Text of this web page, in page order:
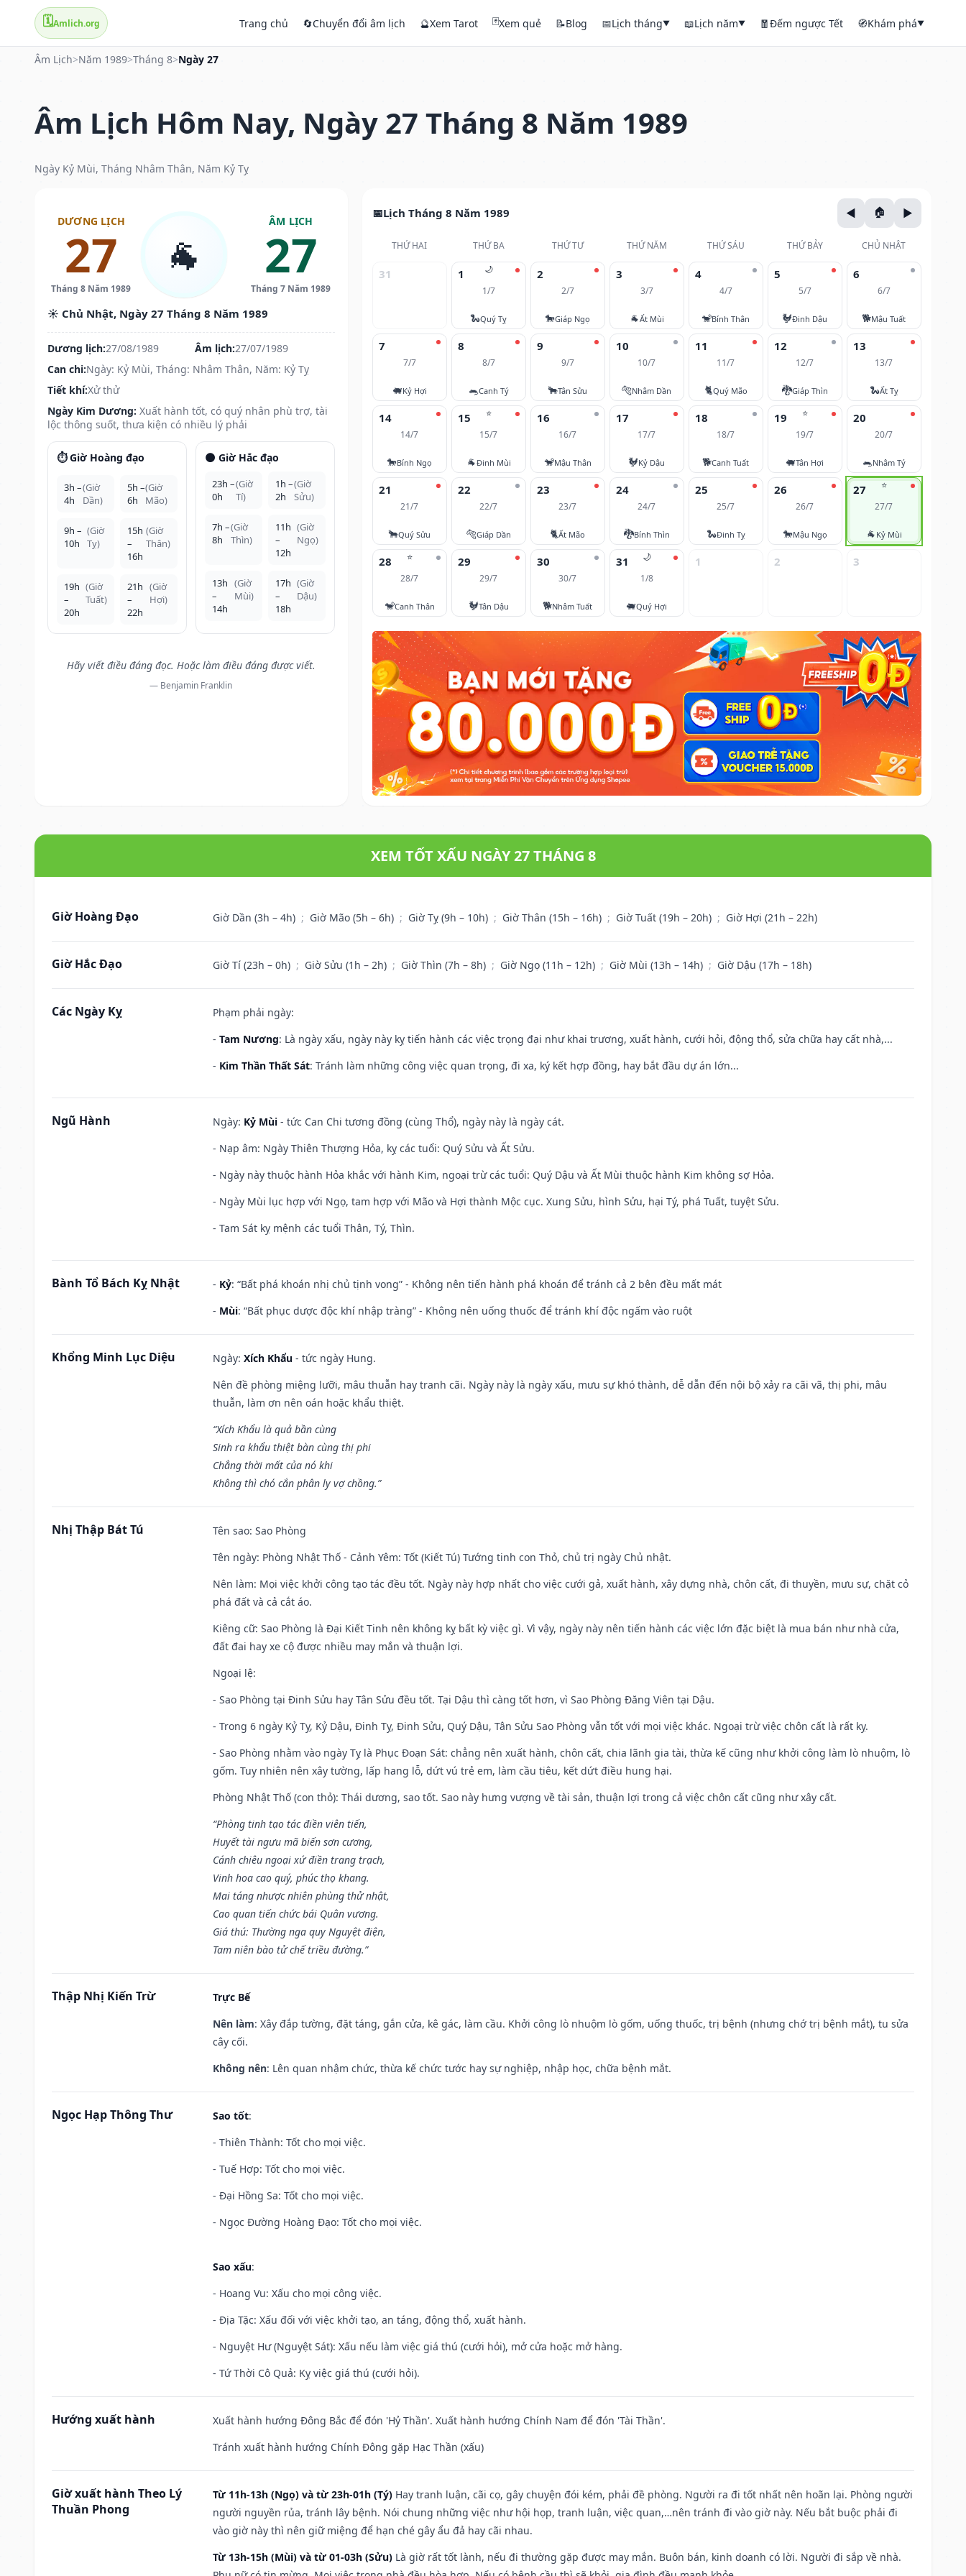
🗓️Amlich.org Trang chủ 🔄Chuyển đổi âm lịch 🔮Xem Tarot 🃏Xem quẻ 📝Blog 📅Lịch tháng▼ 📖Lịch năm▼ 🧧Đếm ngược Tết 🧭Khám phá▼
Âm Lịch>Năm 1989>Tháng 8>Ngày 27
Âm Lịch Hôm Nay, Ngày 27 Tháng 8 Năm 1989
Ngày Kỷ Mùi, Tháng Nhâm Thân, Năm Kỷ Tỵ
DƯƠNG LỊCH
27
Tháng 8 Năm 1989
🐐
ÂM LỊCH
27
Tháng 7 Năm 1989
☀️ Chủ Nhật, Ngày 27 Tháng 8 Năm 1989
Dương lịch:27/08/1989 Âm lịch:27/07/1989
Can chi:Ngày: Kỷ Mùi, Tháng: Nhâm Thân, Năm: Kỷ Tỵ
Tiết khí:Xử thử
Ngày Kim Dương: Xuất hành tốt, có quý nhân phù trợ, tài
lộc thông suốt, thưa kiện có nhiều lý phải
⏱️ Giờ Hoàng đạo
3h –
4h
(Giờ
Dần)
5h –
6h
(Giờ
Mão)
9h –
10h
(Giờ
Tỵ)
15h
–
16h
(Giờ
Thân)
19h
–
20h
(Giờ
Tuất)
21h
–
22h
(Giờ
Hợi)
🌑 Giờ Hắc đạo
23h –
0h
(Giờ
Tí)
1h –
2h
(Giờ
Sửu)
7h –
8h
(Giờ
Thìn)
11h
–
12h
(Giờ
Ngọ)
13h
–
14h
(Giờ
Mùi)
17h
–
18h
(Giờ
Dậu)
Hãy viết điều đáng đọc. Hoặc làm điều đáng được viết.
— Benjamin Franklin
Lịch Tháng 8 Năm 1989
THỨ HAI THỨ BA THỨ TƯ THỨ NĂM THỨ SÁU THỨ BẢY CHỦ NHẬT
31 🌙
1
1/7
🐍Quý Tỵ
2
2/7
🐎Giáp Ngọ
3
3/7
🐐Ất Mùi
4
4/7
🐒Bính Thân
5
5/7
🐓Đinh Dậu
6
6/7
🐕Mậu Tuất
7
7/7
🐖Kỷ Hợi
8
8/7
🐀Canh Tý
9
9/7
🐂Tân Sửu
10
10/7
🐅Nhâm Dần
11
11/7
🐈Quý Mão
12
12/7
🐉Giáp Thìn
13
13/7
🐍Ất Tỵ
14
14/7
🐎Bính Ngọ
⭐
15
15/7
🐐Đinh Mùi
16
16/7
🐒Mậu Thân
17
17/7
🐓Kỷ Dậu
18
18/7
🐕Canh Tuất
⭐
19
19/7
🐖Tân Hợi
20
20/7
🐀Nhâm Tý
21
21/7
🐂Quý Sửu
22
22/7
🐅Giáp Dần
23
23/7
🐈Ất Mão
24
24/7
🐉Bính Thìn
25
25/7
🐍Đinh Tỵ
26
26/7
🐎Mậu Ngọ
⭐
27
27/7
🐐 Kỷ Mùi
⭐
28
28/7
🐒Canh Thân
29
29/7
🐓Tân Dậu
30
30/7
🐕Nhâm Tuất
🌙
31
1/8
🐖Quý Hợi
1 2 3
XEM TỐT XẤU NGÀY 27 THÁNG 8
Giờ Hoàng Đạo Giờ Dần (3h – 4h) ; Giờ Mão (5h – 6h) ; Giờ Tỵ (9h – 10h) ; Giờ Thân (15h – 16h) ; Giờ Tuất (19h – 20h) ; Giờ Hợi (21h – 22h)
Giờ Hắc Đạo Giờ Tí (23h – 0h) ; Giờ Sửu (1h – 2h) ; Giờ Thìn (7h – 8h) ; Giờ Ngọ (11h – 12h) ; Giờ Mùi (13h – 14h) ; Giờ Dậu (17h – 18h)
Các Ngày Kỵ
Phạm phải ngày:
- Tam Nương: Là ngày xấu, ngày này kỵ tiến hành các việc trọng đại như khai trương, xuất hành, cưới hỏi, động thổ, sửa chữa hay cất nhà,...
- Kim Thần Thất Sát: Tránh làm những công việc quan trọng, đi xa, ký kết hợp đồng, hay bắt đầu dự án lớn...
Ngũ Hành Ngày: Kỷ Mùi - tức Can Chi tương đồng (cùng Thổ), ngày này là ngày cát.
- Nạp âm: Ngày Thiên Thượng Hỏa, kỵ các tuổi: Quý Sửu và Ất Sửu.
- Ngày này thuộc hành Hỏa khắc với hành Kim, ngoại trừ các tuổi: Quý Dậu và Ất Mùi thuộc hành Kim không sợ Hỏa.
- Ngày Mùi lục hợp với Ngọ, tam hợp với Mão và Hợi thành Mộc cục. Xung Sửu, hình Sửu, hại Tý, phá Tuất, tuyệt Sửu.
- Tam Sát kỵ mệnh các tuổi Thân, Tý, Thìn.
Bành Tổ Bách Kỵ Nhật - Kỷ: “Bất phá khoán nhị chủ tịnh vong” - Không nên tiến hành phá khoán để tránh cả 2 bên đều mất mát
- Mùi: “Bất phục dược độc khí nhập tràng” - Không nên uống thuốc để tránh khí độc ngấm vào ruột
Khổng Minh Lục Diệu Ngày: Xích Khẩu - tức ngày Hung.
Nên đề phòng miệng lưỡi, mâu thuẫn hay tranh cãi. Ngày này là ngày xấu, mưu sự khó thành, dễ dẫn đến nội bộ xảy ra cãi vã, thị phi, mâu
thuẫn, làm ơn nên oán hoặc khẩu thiệt.
“Xích Khẩu là quả bần cùng
Sinh ra khẩu thiệt bàn cùng thị phi
Chẳng thời mất của nó khi
Không thì chó cắn phân ly vợ chồng.”
Nhị Thập Bát Tú Tên sao: Sao Phòng
Tên ngày: Phòng Nhật Thố - Cảnh Yêm: Tốt (Kiết Tú) Tướng tinh con Thỏ, chủ trị ngày Chủ nhật.
Nên làm: Mọi việc khởi công tạo tác đều tốt. Ngày này hợp nhất cho việc cưới gả, xuất hành, xây dựng nhà, chôn cất, đi thuyền, mưu sự, chặt cỏ
phá đất và cả cắt áo.
Kiêng cữ: Sao Phòng là Đại Kiết Tinh nên không kỵ bất kỳ việc gì. Vì vậy, ngày này nên tiến hành các việc lớn đặc biệt là mua bán như nhà cửa,
đất đai hay xe cộ được nhiều may mắn và thuận lợi.
Ngoại lệ:
- Sao Phòng tại Đinh Sửu hay Tân Sửu đều tốt. Tại Dậu thì càng tốt hơn, vì Sao Phòng Đăng Viên tại Dậu.
- Trong 6 ngày Kỷ Tỵ, Kỷ Dậu, Đinh Tỵ, Đinh Sửu, Quý Dậu, Tân Sửu Sao Phòng vẫn tốt với mọi việc khác. Ngoại trừ việc chôn cất là rất kỵ.
- Sao Phòng nhằm vào ngày Tỵ là Phục Đoạn Sát: chẳng nên xuất hành, chôn cất, chia lãnh gia tài, thừa kế cũng như khởi công làm lò nhuộm, lò
gốm. Tuy nhiên nên xây tường, lấp hang lỗ, dứt vú trẻ em, làm cầu tiêu, kết dứt điều hung hại.
Phòng Nhật Thố (con thỏ): Thái dương, sao tốt. Sao này hưng vượng về tài sản, thuận lợi trong cả việc chôn cất cũng như xây cất.
“Phòng tinh tạo tác điền viên tiến,
Huyết tài ngưu mã biến sơn cương,
Cánh chiêu ngoại xứ điền trang trạch,
Vinh hoa cao quý, phúc thọ khang.
Mai táng nhược nhiên phùng thử nhật,
Cao quan tiến chức bái Quân vương.
Giá thú: Thường nga quy Nguyệt điện,
Tam niên bào tử chế triều đường.”
Thập Nhị Kiến Trừ
Trực Bế
Nên làm: Xây đắp tường, đặt táng, gắn cửa, kê gác, làm cầu. Khởi công lò nhuộm lò gốm, uống thuốc, trị bệnh (nhưng chớ trị bệnh mắt), tu sửa
cây cối.
Không nên: Lên quan nhậm chức, thừa kế chức tước hay sự nghiệp, nhập học, chữa bệnh mắt.
Ngọc Hạp Thông Thư Sao tốt:
- Thiên Thành: Tốt cho mọi việc.
- Tuế Hợp: Tốt cho mọi việc.
- Đại Hồng Sa: Tốt cho mọi việc.
- Ngọc Đường Hoàng Đạo: Tốt cho mọi việc.
Sao xấu:
- Hoang Vu: Xấu cho mọi công việc.
- Địa Tặc: Xấu đối với việc khởi tạo, an táng, động thổ, xuất hành.
- Nguyệt Hư (Nguyệt Sát): Xấu nếu làm việc giá thú (cưới hỏi), mở cửa hoặc mở hàng.
- Tứ Thời Cô Quả: Kỵ việc giá thú (cưới hỏi).
Hướng xuất hành
Xuất hành hướng Đông Bắc để đón 'Hỷ Thần'. Xuất hành hướng Chính Nam để đón 'Tài Thần'.
Tránh xuất hành hướng Chính Đông gặp Hạc Thần (xấu)
Giờ xuất hành Theo Lý
Thuần Phong
Từ 11h-13h (Ngọ) và từ 23h-01h (Tý) Hay tranh luận, cãi cọ, gây chuyện đói kém, phải đề phòng. Người ra đi tốt nhất nên hoãn lại. Phòng người
người nguyền rủa, tránh lây bệnh. Nói chung những việc như hội họp, tranh luận, việc quan,…nên tránh đi vào giờ này. Nếu bắt buộc phải đi
vào giờ này thì nên giữ miệng để hạn ché gây ẩu đả hay cãi nhau.
Từ 13h-15h (Mùi) và từ 01-03h (Sửu) Là giờ rất tốt lành, nếu đi thường gặp được may mắn. Buôn bán, kinh doanh có lời. Người đi sắp về nhà.